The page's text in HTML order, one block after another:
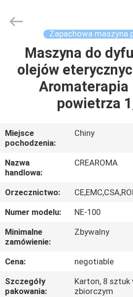
DOM
PRODUKTY
POKAZ
VR
O
NAS
WYCIECZKA
PO
FABRYCE
Market.
Zapachowa maszyna
Maszyna do
olejów
Aromaterapia
powietrza
Miejsce
pochodzenia:
Chiny
Nazwa
handlowa:
CREAROMA
Orzecznictwo:
Numer modelu:
NE-100
Minimalne
zamówienie:
Zbywalny
Cena:
negotiable
Szczegóły
pakowania:
Karton, 8
zbiorczym